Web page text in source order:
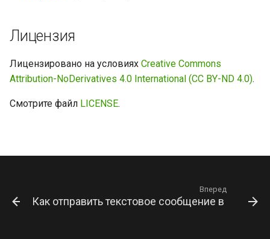
Лицензия
Лицензировано на условиях Creative Commons
Attribution-NoDerivatives 4.0 International (CC BY-ND 4.0).
Смотрите файл LICENSE.
Вперед
Как отправить текстовое сообщение в